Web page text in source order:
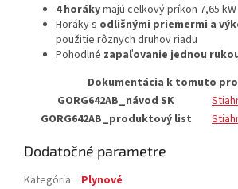
4 horákymajú celkový príkon 7,65 kW
Horáky s odlišnými priemermi a
použitie rôznych druhov riadu
Pohodlné zapaľovanie jednou
Dokumentácia k tomuto
GORG642AB_návod SK
GORG642AB_produktový list
Dodatočné parametre
Kategória: Plynové